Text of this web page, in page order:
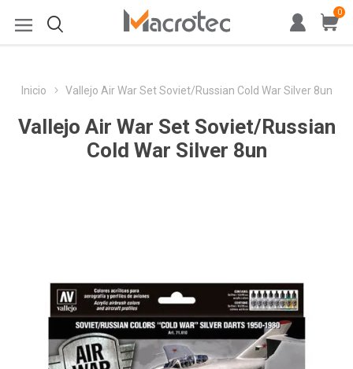
0
Inicio Vallejo Air War Set Soviet/Russian Cold War Silver 8un
Vallejo Air War Set Soviet/Russian
Cold War Silver 8un